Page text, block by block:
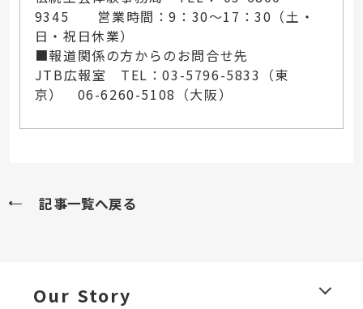
9345 営業時間：9：30～17：30（土・
日・祝日休業）
■報道関係の方からのお問合せ先
JTB広報室 TEL：03-5796-5833（東
京） 06-6260-5108（大阪）
記事一覧へ戻る
Our Story